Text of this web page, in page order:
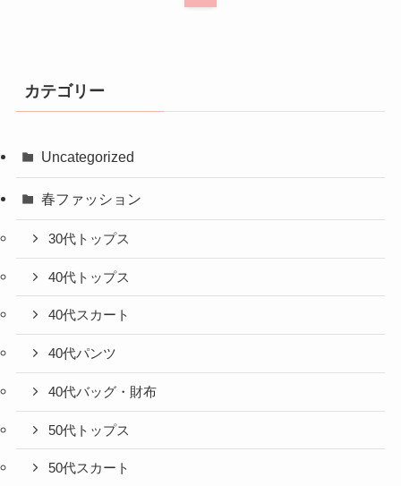
カテゴリー
Uncategorized
春ファッション
30代トップス
40代トップス
40代スカート
40代パンツ
40代バッグ・財布
50代トップス
50代スカート